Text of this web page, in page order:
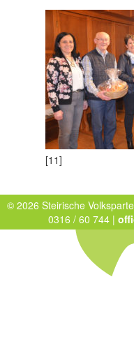
[11]
© 2026 Steirische
0316 / 60 744 |